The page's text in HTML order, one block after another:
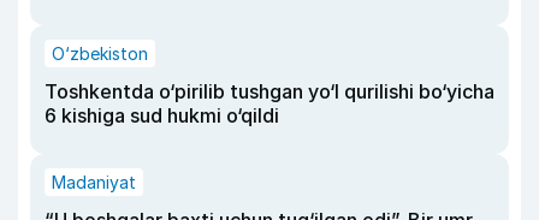
O‘zbekiston
Toshkentda o‘pirilib tushgan yo‘l qurilishi bo‘yicha
6 kishiga sud hukmi o‘qildi
Madaniyat